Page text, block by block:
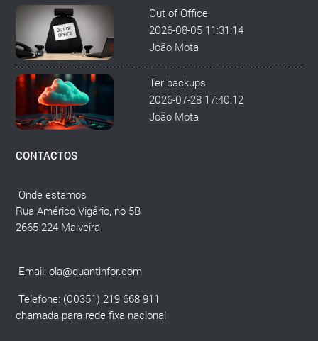
Out of Office
2026-08-05 11:31:14
João Mota
Ter backups
2026-07-28 17:40:12
João Mota
CONTACTOS
Onde estamos
Rua Américo Vigário, no 5B
2665-224 Malveira
Email:ola@quantinfor.com
Telefone: (00351) 219 668 911
chamada para rede fixa nacional